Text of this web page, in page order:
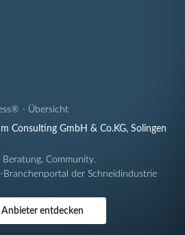
- Übersicht
Beratung. Community.
Branchenportal der Schneidindustrie
entdecken